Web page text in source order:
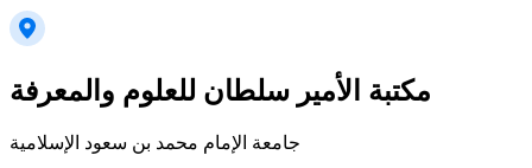
مكتبة الأمير سلطان للعلوم والمعرفة
جامعة الإمام محمد بن سعود الإسلامية